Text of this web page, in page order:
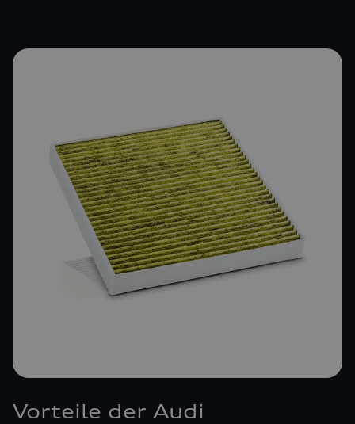
Vorteile der Audi